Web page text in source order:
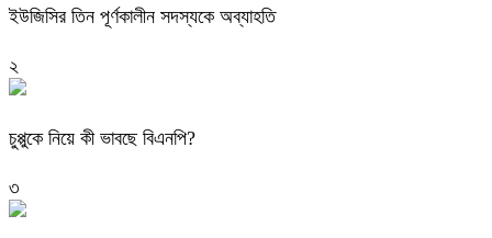
ইউজিসির তিন পূর্ণকালীন সদস্যকে অব্যাহতি
২
চুপ্পুকে নিয়ে কী ভাবছে বিএনপি?
৩